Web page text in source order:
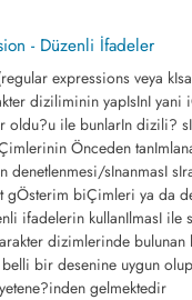
- Düzenli İfadeler
expressions veya
diziliminin yapIsInI yani
oldu?u ile bunlarIn dizili?
Önceden
denetlenmesi/sInanmasI
gÖsterim biÇimleri ya da
ifadelerin kullanIlmasI ile
dizimlerinde bulunan
bir desenine uygun
gelmektedir